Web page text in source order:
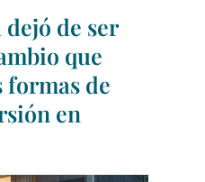
dejó de ser
que
formas de
en